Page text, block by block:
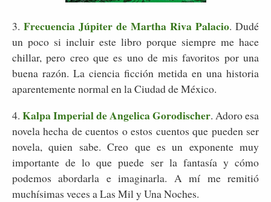
3. Frecuencia Júpiter de Martha Riva Palacio. Dudé
un poco si incluir este libro porque siempre me hace
chillar, pero creo que es uno de mis favoritos por una
buena razón. La ciencia ficción metida en una historia
aparentemente normal en la Ciudad de México.
4. Kalpa Imperial de Angelica Gorodischer. Adoro esa
novela hecha de cuentos o estos cuentos que pueden ser
novela, quien sabe. Creo que es un exponente muy
importante de lo que puede ser la fantasía y cómo
podemos abordarla e imaginarla. A mí me remitió
muchísimas veces a Las Mil y Una Noches.